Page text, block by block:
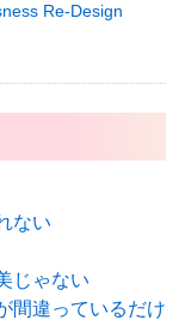
Re-Design
ない
じゃない
間違っているだけ